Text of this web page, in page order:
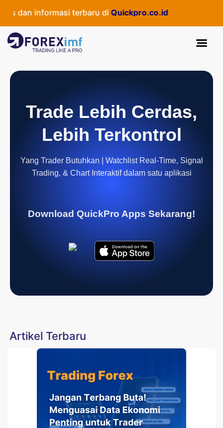
dan informasi terbaru di Quickpro.co.id
Trade Lebih Cerdas,
Lebih Terkontrol
Yang Trader Butuhkan | Watchlist Real-Time, Signal
Trading, & Chart Interaktif dalam satu aplikasi
Download QuickPro Apps Sekarang!
Artikel Terbaru